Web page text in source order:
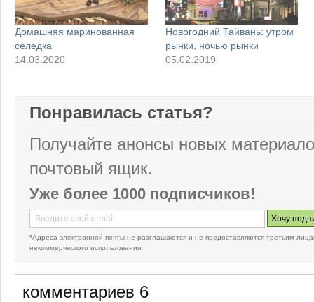
Домашняя маринованная
селедка
14.03.2020
Новогодний Тайвань: утром
рынки, ночью рынки
05.02.2019
Понравилась статья?
Получайте анонсы новых
почтовый ящик.
Уже более 1000 подписчиков!
*Адреса электронной почты не разглашаются и не предоставляются третьим
некоммерческого использования.
комментариев 6